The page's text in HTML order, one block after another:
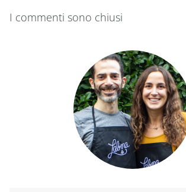
I commenti sono chiusi